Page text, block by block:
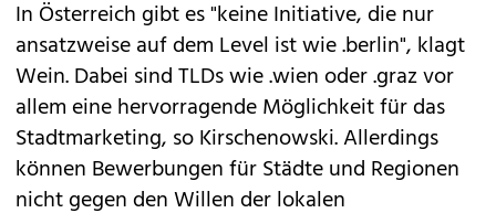
In Österreich gibt es "keine Initiative, die nur
ansatzweise auf dem Level ist wie .berlin", klagt
Wein. Dabei sind TLDs wie .wien oder .graz vor
allem eine hervorragende Möglichkeit für das
Stadtmarketing, so Kirschenowski. Allerdings
können Bewerbungen für Städte und Regionen
nicht gegen den Willen der lokalen